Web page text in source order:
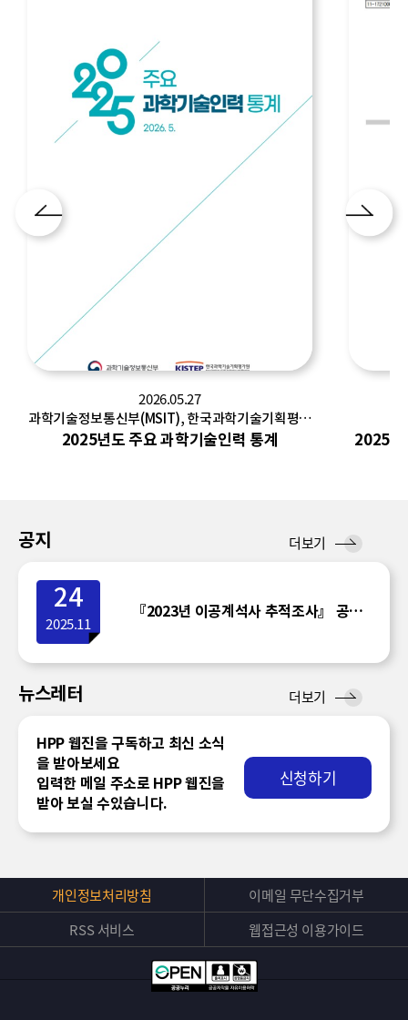
2026.05.27
과학기술정보통신부(MSIT), 한국과학기술기획평가
원(KISTEP)
2025년도 주요 과학기술인력 통계 2025
공지
24
2025.11
『2023년 이공계석사 추적조사』 공표일정
공
더보기
뉴스레터
HPP 웹진을 구독하고 최신 소식
을 받아보세요
입력한 메일 주소로 HPP 웹진을
받아 보실 수있습니다.
신청하기
뉴
터
더보기
개인정보처리방침
이메일 무단수집거부
RSS 서비스
웹접근성 이용가이드